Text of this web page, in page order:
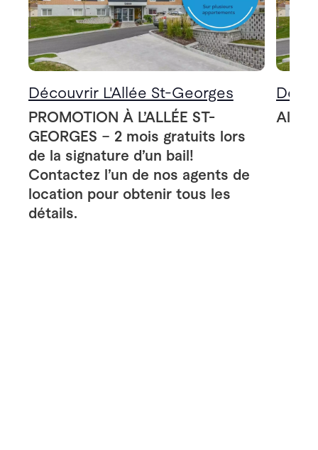
Découvrir L'Allée St-Georges
PROMOTION À L’ALLÉE ST-
GEORGES – 2 mois gratuits lors
de la signature d’un bail!
Contactez l’un de nos agents de
location pour obtenir tous les
détails.
Allée